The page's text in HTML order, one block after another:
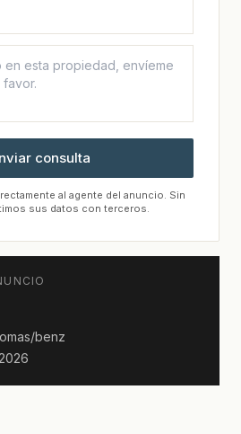
consulta
al agente del anuncio. Sin
sus datos con terceros.
benz